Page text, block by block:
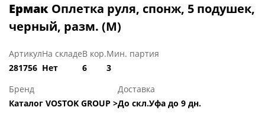
Ермак Оплетка руля, спонж, 5 подушек,
черный, разм. (М)
Артикул
281756
На складе
Нет
В кор.
6
Мин. партия
3
Бренд
Каталог VOSTOK GROUP >
Доставка
До скл.Уфа до 9 дн.